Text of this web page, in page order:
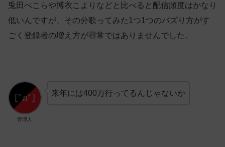
兎田ぺこらや博衣こよりなどと比べると配信頻度はかなり
低いんですが、その分歌ってみた1つ1つのバズり方がす
ごく登録者の増え方が尋常ではありませんでした。
管理人
来年には400万行ってるんじゃないか